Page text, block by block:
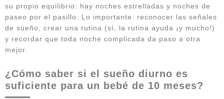
su propio equilibrio: hay noches estrelladas y noches de
paseo por el pasillo. Lo importante: reconocer las señales
de sueño, crear una rutina (sí, la rutina ayuda ¡y mucho!)
y recordar que toda noche complicada da paso a otra
mejor.
¿Cómo saber si el sueño diurno es
suficiente para un bebé de 10 meses?